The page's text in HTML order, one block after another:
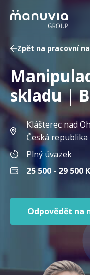
Poradna a
Pro firmy a
O nás
Čeština
Jazyk
Česká republika
Země
/
region
Zpět na pracovní
skladu |
Klášterec nad
Česká republika
Plný úvazek
25 500 - 29 500
Odpovědět na